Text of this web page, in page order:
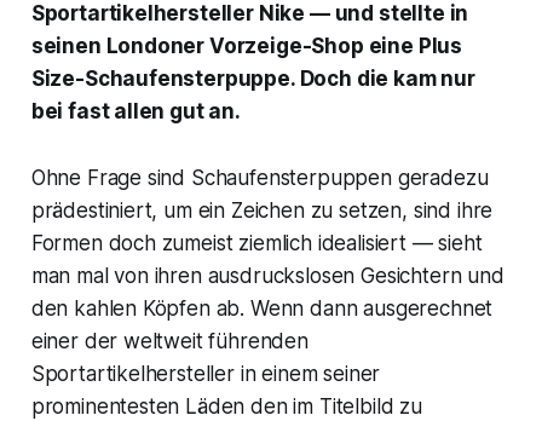
Sportartikelhersteller Nike — und stellte in
seinen Londoner Vorzeige-Shop eine Plus
Size-Schaufensterpuppe. Doch die kam nur
bei fast allen gut an.
Ohne Frage sind Schaufensterpuppen geradezu
prädestiniert, um ein Zeichen zu setzen, sind ihre
Formen doch zumeist ziemlich idealisiert — sieht
man mal von ihren ausdruckslosen Gesichtern und
den kahlen Köpfen ab. Wenn dann ausgerechnet
einer der weltweit führenden
Sportartikelhersteller in einem seiner
prominentesten Läden den im Titelbild zu